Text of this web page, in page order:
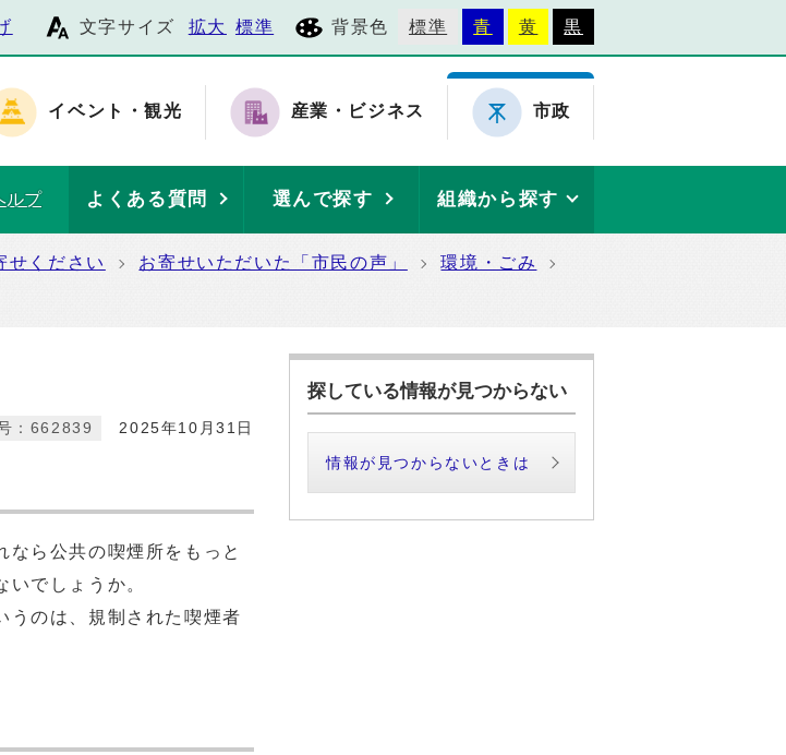
文字サイズ 拡大 標準 背景色 標準 青 黄 黒
イベント・観光 産業・ビジネス 市政
ルプ よくある質問 選んで探す 組織から探す
せください お寄せいただいた「市民の声」
環境・ごみ
2025年10月31日
：662839
ら公共の喫煙所をもっと
でしょうか。
のは、規制された喫煙者
探している情報が見つからない
情報が見つからないときは